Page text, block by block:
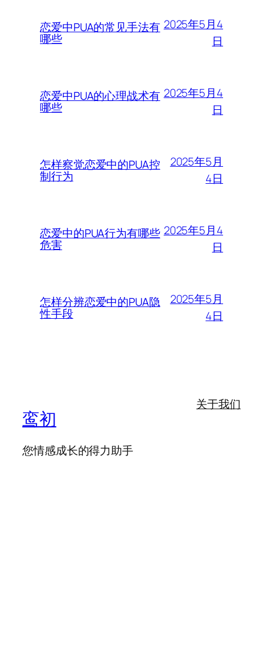
恋爱中PUA的常见手法有
哪些
2025年5月4
日
恋爱中PUA的心理战术有
哪些
2025年5月4
日
怎样察觉恋爱中的PUA控
制行为
2025年5月
4日
恋爱中的PUA行为有哪些
危害
2025年5月4
日
怎样分辨恋爱中的PUA隐
性手段
2025年5月
4日
鸾初
您情感成长的得力助手
关于我们